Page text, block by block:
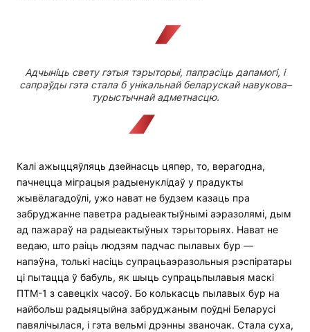
Адчыніць свету гэтыя тэрыторыі, папрасіць дапамогі, і
сапраўды гэта стала б унікальнай беларускай навукова–
турыстычнай адметнасцю.
Калі ажыццяўляць дзейнасць цяпер, то, верагодна,
пачнецца міграцыя радыенуклідаў у прадукты
жывёлагадоўлі, ужо нават не будзем казаць пра
забруджанне паветра радыеактыўнымі аэразолямі, дым
ад пажараў на радыеактыўных тэрыторыях. Нават не
ведаю, што раіць людзям падчас пылавых бур —
напэўна, толькі насіць супрацьаэразольныя рэспіратары
ці пытацца ў бабуль, як шыць супрацьпылавыя маскі
ПТМ-1 з савецкіх часоў. Бо колькасць пылавых бур на
найбольш радыяцыйна забруджаным поўдні Беларусі
павялічылася, і гэта вельмі дрэнны званочак. Стала суха,